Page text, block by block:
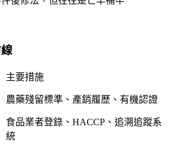
主要措施
農藥殘留標準、產銷履歷、有機認證
食品業者登錄、HACCP、追溯追蹤系
統